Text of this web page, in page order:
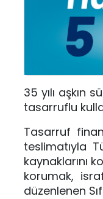
35 yılı aşkın
tasarruflu
Tasarruf
teslimatıyla
kaynaklarını
korumak,
düzenlenen